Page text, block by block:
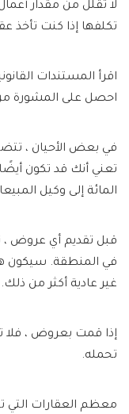
لا تقلل من مقدار
تكلفها إذا كنت تأخذ
اقرأ المستندات
احصل على المشورة من
في بعض الأحيان ،
المائة إلى وكيل
قبل تقديم أي عروض ،
في المنطقة. سيكون
غير عادية أكثر من ذلك.
إذا قمت بعروض ، فلا
تحمله.
معظم العقارات التي